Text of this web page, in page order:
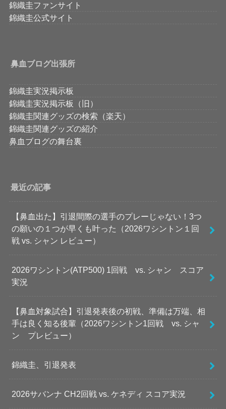
錦織圭ファンサイト
錦織圭公式サイト
鼻血ブログ出張所
錦織圭実況掲示板
錦織圭実況掲示板（旧）
錦織圭関連グッズの検索（楽天）
錦織圭関連グッズの紹介
鼻血ブログの舞台裏
最近の記事
【鼻血出た】引退間際の選手のプレーじゃない！3つ
の願いの１つが早くも叶った（2026ワシントン１回
戦 vs. シャン レビュー）
2026ワシントン(ATP500) 1回戦 vs. シャン スコア
実況
【鼻血対象試合】引退発表後の初戦、準備は万端、相
手は良く知る後輩（2026ワシントン1回戦 vs. シャ
ン プレビュー）
錦織圭、引退発表
2026サバンナ CH2回戦 vs. ケネディ スコア実況